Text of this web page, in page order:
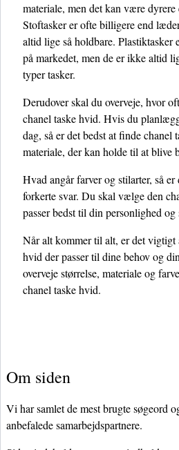
materiale, men det kan være dyrere
Stoftasker er ofte billigere end
altid lige så holdbare. Plastiktasker
på markedet, men de er ikke altid
typer tasker.
Derudover skal du overveje, hvor
chanel taske hvid. Hvis du
dag, så er det bedst at finde
materiale, der kan holde til at blive
Hvad angår farver og stilarter, så
forkerte svar. Du skal vælge den
passer bedst til din personlighed og
Når alt kommer til alt, er det vigtigt
hvid der passer til dine behov og
overveje størrelse, materiale og
chanel taske hvid.
Om siden
Vi har samlet de mest brugte søgeord
anbefalede samarbejdspartnere.